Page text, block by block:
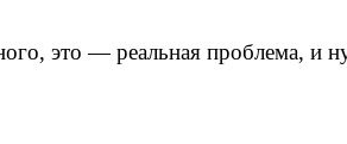
это — реальная проблема, и